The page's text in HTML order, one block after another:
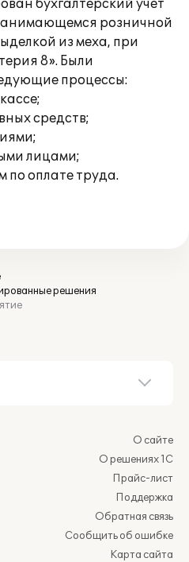
бухгалтерский учет
розничной
из меха, при
8». Были
процессы:
средств;
лицами;
по оплате труда.
решения
О сайте
О решениях 1С
Прайс-лист
Поддержка
Обратная связь
Сообщить об ошибке
Карта сайта